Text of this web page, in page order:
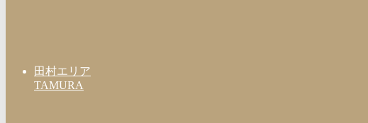
田村エリア
TAMURA